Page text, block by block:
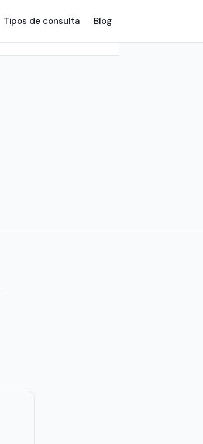
Tipos de consulta Blog